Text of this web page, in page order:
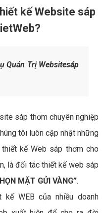
kế Website sáp
Quản Trị Websitesáp
sáp thơm chuyên nghiệp
tôi luôn cập nhật những
kế Web sáp thơm cho
là đối tác thiết kế web sáp
MẶT GỬI VÀNG”.
WEB của nhiều doanh